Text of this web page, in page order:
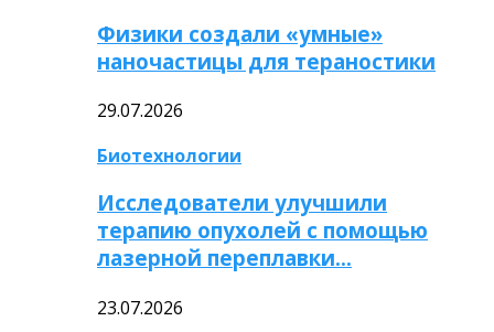
Физики создали «умные»
наночастицы для тераностики
29.07.2026
Биотехнологии
Исследователи улучшили
терапию опухолей с помощью
лазерной переплавки…
23.07.2026